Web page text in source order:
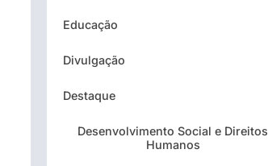
Educação
Divulgação
Destaque
Desenvolvimento Social e Direitos
Humanos